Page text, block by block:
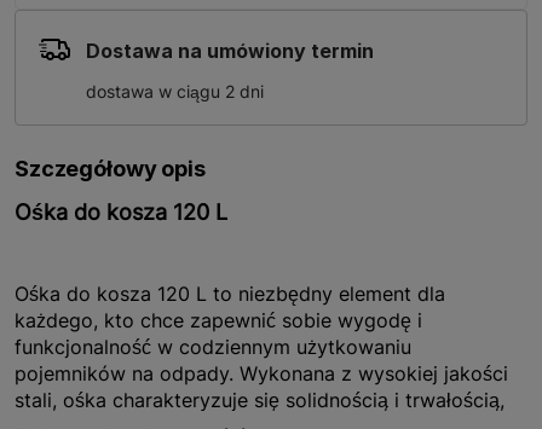
Dostawa na umówiony termin
dostawa w ciągu 2 dni
Szczegółowy opis
Ośka do kosza 120 L
Ośka do kosza 120 L to niezbędny element dla
każdego, kto chce zapewnić sobie wygodę i
funkcjonalność w codziennym użytkowaniu
pojemników na odpady. Wykonana z wysokiej jakości
stali, ośka charakteryzuje się solidnością i trwałością,